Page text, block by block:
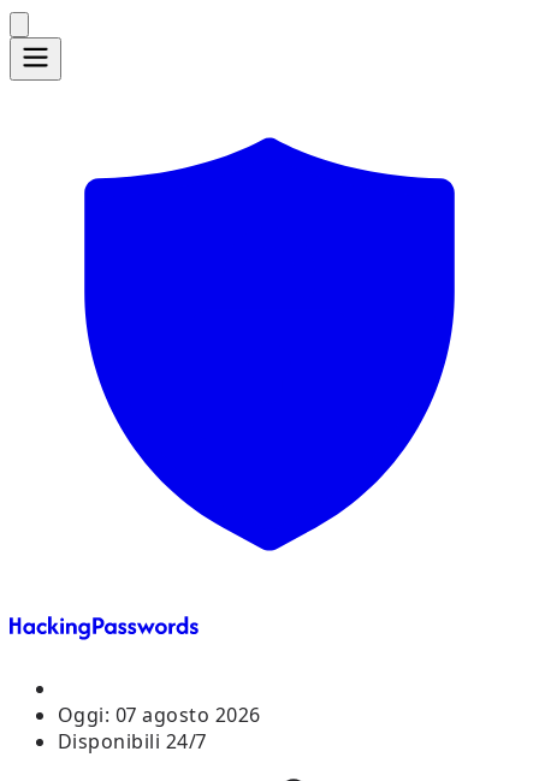
Oggi: 07 agosto 2026
Disponibili 24/7